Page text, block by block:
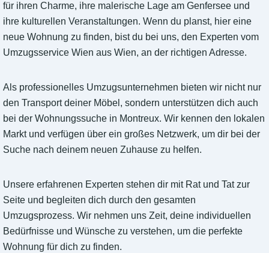
für ihren Charme, ihre malerische Lage am Genfersee und
ihre kulturellen Veranstaltungen. Wenn du planst, hier eine
neue Wohnung zu finden, bist du bei uns, den Experten vom
Umzugsservice Wien aus Wien, an der richtigen Adresse.
Als professionelles Umzugsunternehmen bieten wir nicht nur
den Transport deiner Möbel, sondern unterstützen dich auch
bei der Wohnungssuche in Montreux. Wir kennen den lokalen
Markt und verfügen über ein großes Netzwerk, um dir bei der
Suche nach deinem neuen Zuhause zu helfen.
Unsere erfahrenen Experten stehen dir mit Rat und Tat zur
Seite und begleiten dich durch den gesamten
Umzugsprozess. Wir nehmen uns Zeit, deine individuellen
Bedürfnisse und Wünsche zu verstehen, um die perfekte
Wohnung für dich zu finden.